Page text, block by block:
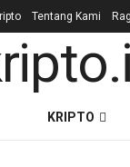
Tentang Kami
KRIPTO